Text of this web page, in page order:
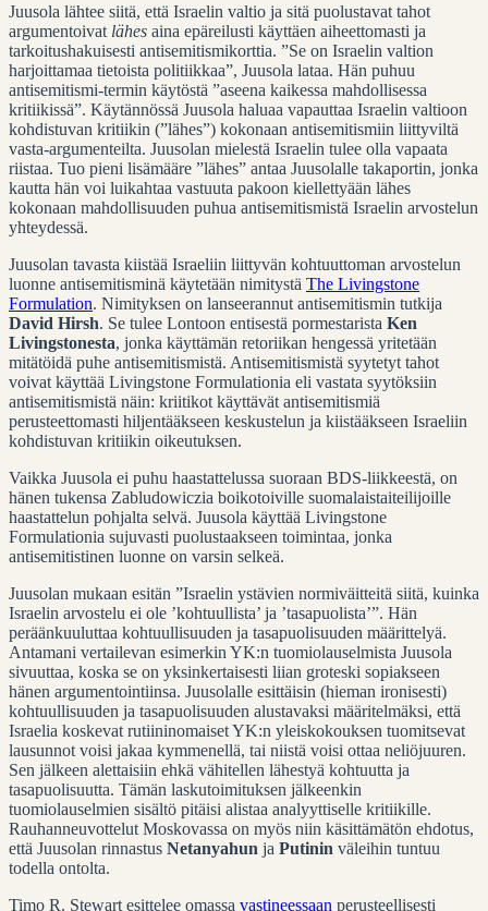
Juusola lähtee siitä, että Israelin valtio ja sitä puolustavat tahot
argumentoivat lähes aina epäreilusti käyttäen aiheettomasti ja
tarkoitushakuisesti antisemitismikorttia. ”Se on Israelin valtion
harjoittamaa tietoista politiikkaa”, Juusola lataa. Hän puhuu
antisemitismi-termin käytöstä ”aseena kaikessa mahdollisessa
kritiikissä”. Käytännössä Juusola haluaa vapauttaa Israelin valtioon
kohdistuvan kritiikin (”lähes”) kokonaan antisemitismiin liittyviltä
vasta-argumenteilta. Juusolan mielestä Israelin tulee olla vapaata
riistaa. Tuo pieni lisämääre ”lähes” antaa Juusolalle takaportin, jonka
kautta hän voi luikahtaa vastuuta pakoon kiellettyään lähes
kokonaan mahdollisuuden puhua antisemitismistä Israelin arvostelun
yhteydessä.
Juusolan tavasta kiistää Israeliin liittyvän kohtuuttoman arvostelun
luonne antisemitisminä käytetään nimitystä The Livingstone
Formulation. Nimityksen on lanseerannut antisemitismin tutkija
David Hirsh. Se tulee Lontoon entisestä pormestarista Ken
Livingstonesta, jonka käyttämän retoriikan hengessä yritetään
mitätöidä puhe antisemitismistä. Antisemitismistä syytetyt tahot
voivat käyttää Livingstone Formulationia eli vastata syytöksiin
antisemitismistä näin: kriitikot käyttävät antisemitismiä
perusteettomasti hiljentääkseen keskustelun ja kiistääkseen Israeliin
kohdistuvan kritiikin oikeutuksen.
Vaikka Juusola ei puhu haastattelussa suoraan BDS-liikkeestä, on
hänen tukensa Zabludowiczia boikotoiville suomalaistaiteilijoille
haastattelun pohjalta selvä. Juusola käyttää Livingstone
Formulationia sujuvasti puolustaakseen toimintaa, jonka
antisemitistinen luonne on varsin selkeä.
Juusolan mukaan esitän ”Israelin ystävien normiväitteitä siitä, kuinka
Israelin arvostelu ei ole ’kohtuullista’ ja ’tasapuolista’”. Hän
peräänkuuluttaa kohtuullisuuden ja tasapuolisuuden määrittelyä.
Antamani vertailevan esimerkin YK:n tuomiolauselmista Juusola
sivuuttaa, koska se on yksinkertaisesti liian groteski sopiakseen
hänen argumentointiinsa. Juusolalle esittäisin (hieman ironisesti)
kohtuullisuuden ja tasapuolisuuden alustavaksi määritelmäksi, että
Israelia koskevat rutiininomaiset YK:n yleiskokouksen tuomitsevat
lausunnot voisi jakaa kymmenellä, tai niistä voisi ottaa neliöjuuren.
Sen jälkeen alettaisiin ehkä vähitellen lähestyä kohtuutta ja
tasapuolisuutta. Tämän laskutoimituksen jälkeenkin
tuomiolauselmien sisältö pitäisi alistaa analyyttiselle kritiikille.
Rauhanneuvottelut Moskovassa on myös niin käsittämätön ehdotus,
että Juusolan rinnastus Netanyahun ja Putinin väleihin tuntuu
todella ontolta.
Timo R. Stewart esittelee omassa vastineessaan perusteellisesti